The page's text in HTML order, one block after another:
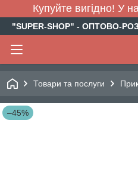
Купуйте вигідно! У
"SUPER-SHOP" - ОПТОВО-
Товари та послуги
–45%